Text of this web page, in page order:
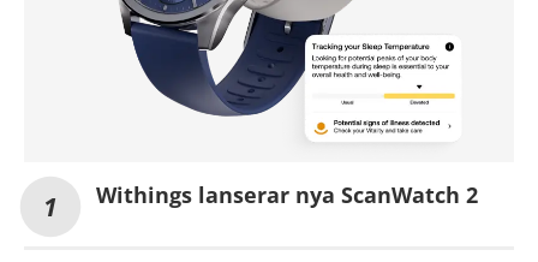
Withings lanserar nya ScanWatch 2